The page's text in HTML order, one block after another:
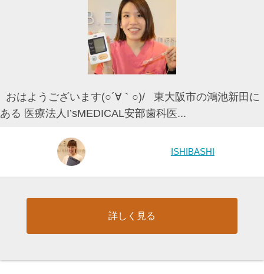
おはようございます(○´∀｀○)/ 東大阪市の鴻池新田に
ある 医療法人I’sMEDICAL安部歯科医...
ISHIBASHI
詳しく見る